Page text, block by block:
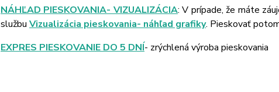
NÁHĽAD PIESKOVANIA- VIZUALIZÁCIA: V prípade, že máte
službu Vizualizácia pieskovania- náhľad grafiky. Pieskovať
EXPRES PIESKOVANIE DO 5 DNÍ- zrýchlená výroba pieskovania